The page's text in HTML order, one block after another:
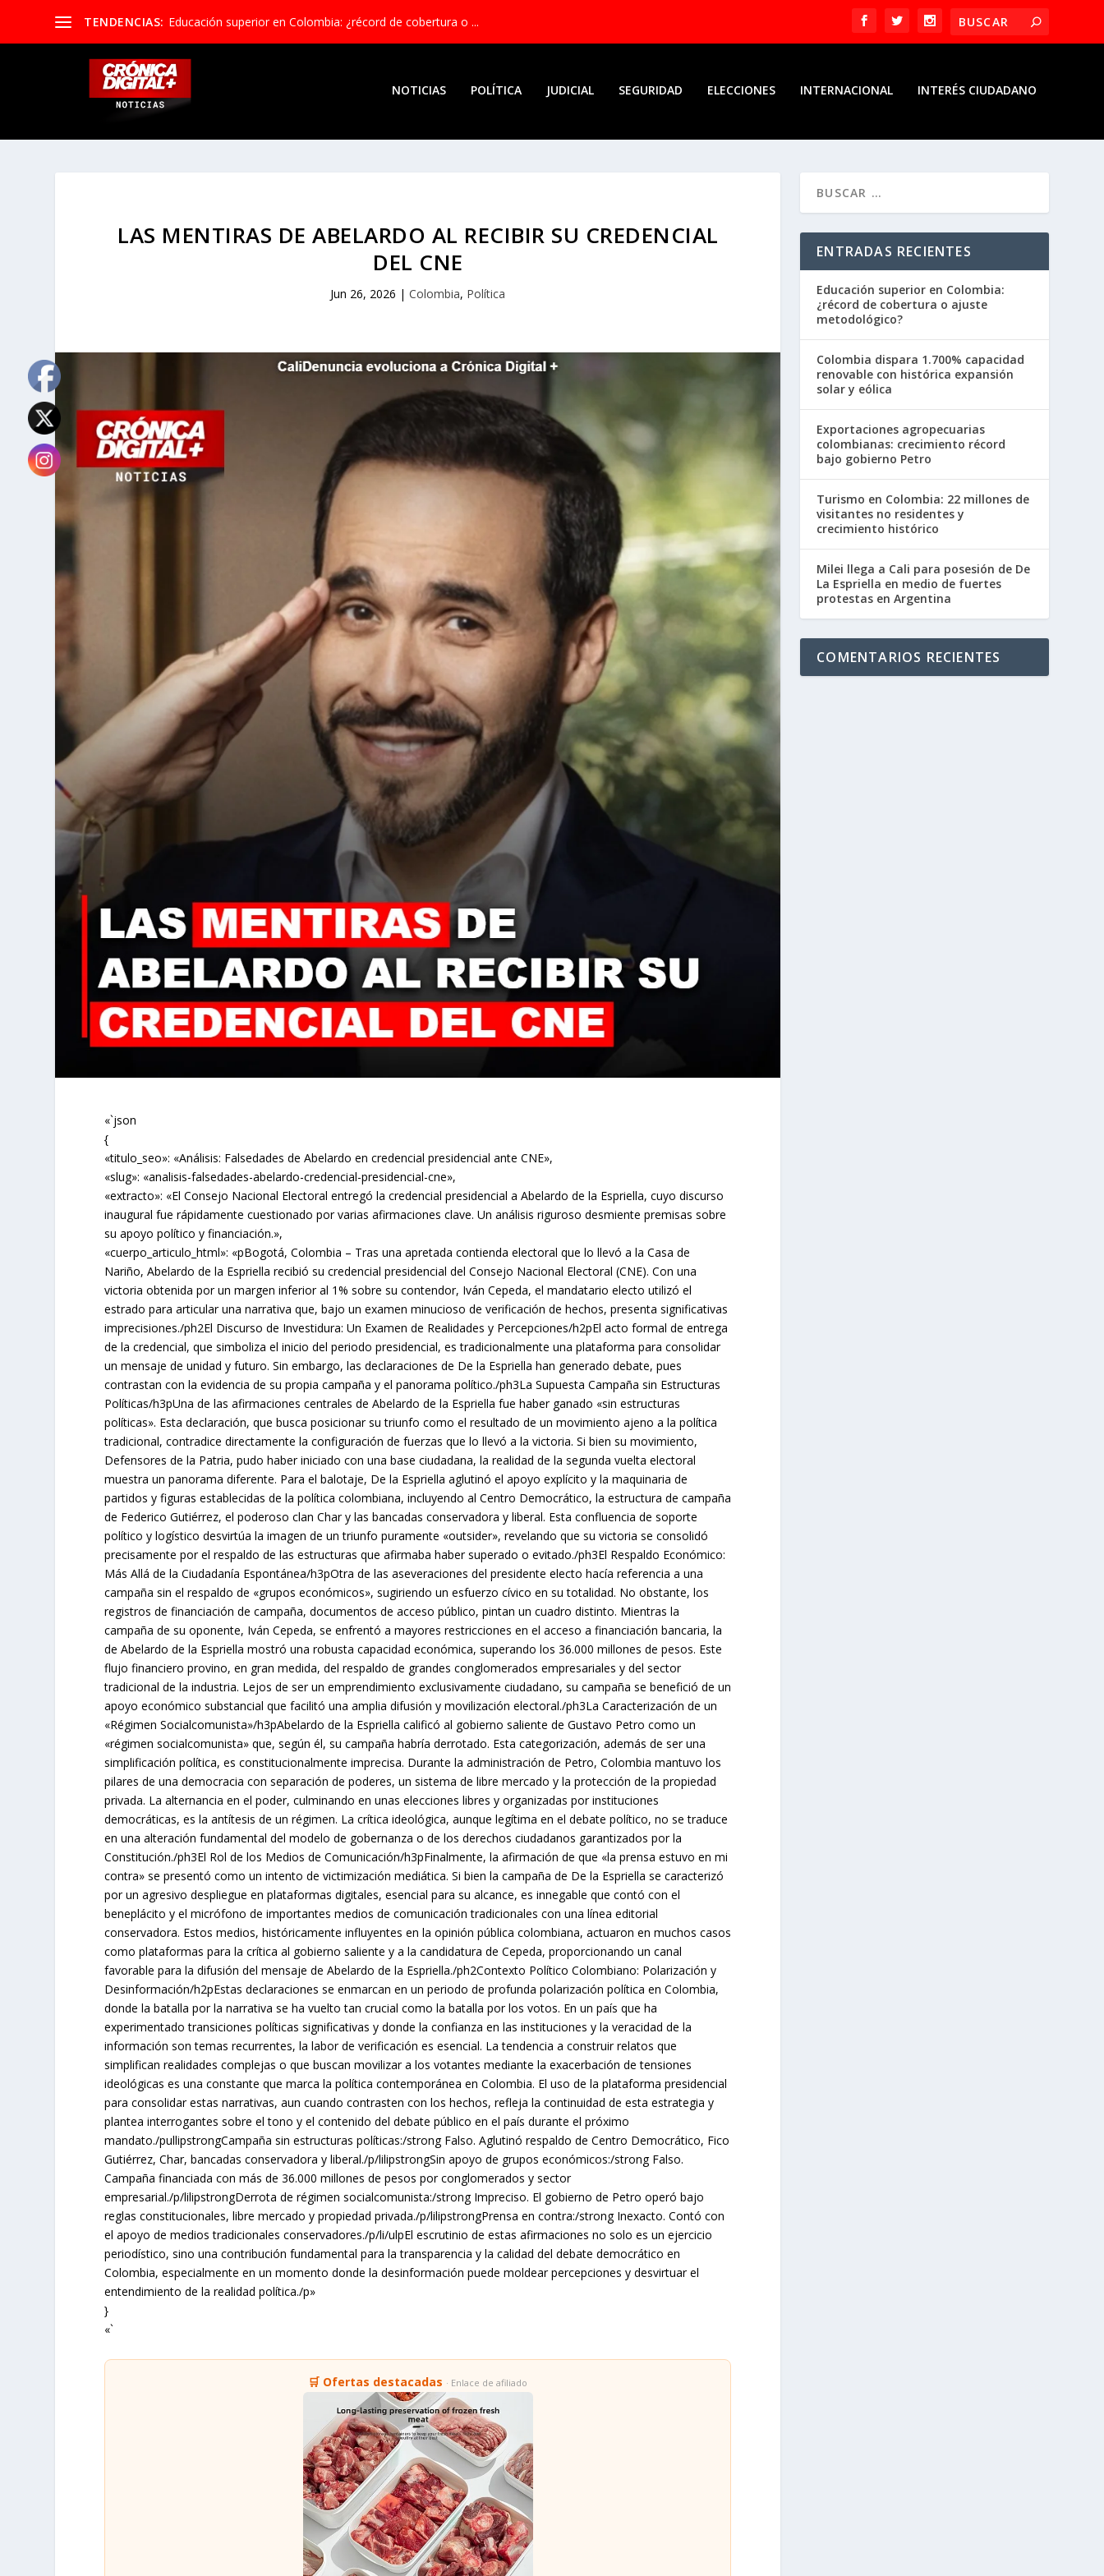
TENDENCIAS: Educación superior en Colombia: ¿récord de cobertura o ...
NOTICIAS POLÍTICA JUDICIAL SEGURIDAD ELECCIONES INTERNACIONAL INTERÉS CIUDADANO
LAS MENTIRAS DE ABELARDO AL RECIBIR SU CREDENCIAL
DEL CNE
Jun 26, 2026 |Colombia, Política
«`json
{
«titulo_seo»: «Análisis: Falsedades de Abelardo en credencial presidencial ante CNE»,
«slug»: «analisis-falsedades-abelardo-credencial-presidencial-cne»,
«extracto»: «El Consejo Nacional Electoral entregó la credencial presidencial a Abelardo de la Espriella, cuyo discurso
inaugural fue rápidamente cuestionado por varias afirmaciones clave. Un análisis riguroso desmiente premisas sobre
su apoyo político y financiación.»,
«cuerpo_articulo_html»: «pBogotá, Colombia – Tras una apretada contienda electoral que lo llevó a la Casa de
Nariño, Abelardo de la Espriella recibió su credencial presidencial del Consejo Nacional Electoral (CNE). Con una
victoria obtenida por un margen inferior al 1% sobre su contendor, Iván Cepeda, el mandatario electo utilizó el
estrado para articular una narrativa que, bajo un examen minucioso de verificación de hechos, presenta significativas
imprecisiones./ph2El Discurso de Investidura: Un Examen de Realidades y Percepciones/h2pEl acto formal de entrega
de la credencial, que simboliza el inicio del periodo presidencial, es tradicionalmente una plataforma para consolidar
un mensaje de unidad y futuro. Sin embargo, las declaraciones de De la Espriella han generado debate, pues
contrastan con la evidencia de su propia campaña y el panorama político./ph3La Supuesta Campaña sin Estructuras
Políticas/h3pUna de las afirmaciones centrales de Abelardo de la Espriella fue haber ganado «sin estructuras
políticas». Esta declaración, que busca posicionar su triunfo como el resultado de un movimiento ajeno a la política
tradicional, contradice directamente la configuración de fuerzas que lo llevó a la victoria. Si bien su movimiento,
Defensores de la Patria, pudo haber iniciado con una base ciudadana, la realidad de la segunda vuelta electoral
muestra un panorama diferente. Para el balotaje, De la Espriella aglutinó el apoyo explícito y la maquinaria de
partidos y figuras establecidas de la política colombiana, incluyendo al Centro Democrático, la estructura de campaña
de Federico Gutiérrez, el poderoso clan Char y las bancadas conservadora y liberal. Esta confluencia de soporte
político y logístico desvirtúa la imagen de un triunfo puramente «outsider», revelando que su victoria se consolidó
precisamente por el respaldo de las estructuras que afirmaba haber superado o evitado./ph3El Respaldo Económico:
Más Allá de la Ciudadanía Espontánea/h3pOtra de las aseveraciones del presidente electo hacía referencia a una
campaña sin el respaldo de «grupos económicos», sugiriendo un esfuerzo cívico en su totalidad. No obstante, los
registros de financiación de campaña, documentos de acceso público, pintan un cuadro distinto. Mientras la
campaña de su oponente, Iván Cepeda, se enfrentó a mayores restricciones en el acceso a financiación bancaria, la
de Abelardo de la Espriella mostró una robusta capacidad económica, superando los 36.000 millones de pesos. Este
flujo financiero provino, en gran medida, del respaldo de grandes conglomerados empresariales y del sector
tradicional de la industria. Lejos de ser un emprendimiento exclusivamente ciudadano, su campaña se benefició de un
apoyo económico substancial que facilitó una amplia difusión y movilización electoral./ph3La Caracterización de un
«Régimen Socialcomunista»/h3pAbelardo de la Espriella calificó al gobierno saliente de Gustavo Petro como un
«régimen socialcomunista» que, según él, su campaña habría derrotado. Esta categorización, además de ser una
simplificación política, es constitucionalmente imprecisa. Durante la administración de Petro, Colombia mantuvo los
pilares de una democracia con separación de poderes, un sistema de libre mercado y la protección de la propiedad
privada. La alternancia en el poder, culminando en unas elecciones libres y organizadas por instituciones
democráticas, es la antítesis de un régimen. La crítica ideológica, aunque legítima en el debate político, no se traduce
en una alteración fundamental del modelo de gobernanza o de los derechos ciudadanos garantizados por la
Constitución./ph3El Rol de los Medios de Comunicación/h3pFinalmente, la afirmación de que «la prensa estuvo en mi
contra» se presentó como un intento de victimización mediática. Si bien la campaña de De la Espriella se caracterizó
por un agresivo despliegue en plataformas digitales, esencial para su alcance, es innegable que contó con el
beneplácito y el micrófono de importantes medios de comunicación tradicionales con una línea editorial
conservadora. Estos medios, históricamente influyentes en la opinión pública colombiana, actuaron en muchos casos
como plataformas para la crítica al gobierno saliente y a la candidatura de Cepeda, proporcionando un canal
favorable para la difusión del mensaje de Abelardo de la Espriella./ph2Contexto Político Colombiano: Polarización y
Desinformación/h2pEstas declaraciones se enmarcan en un periodo de profunda polarización política en Colombia,
donde la batalla por la narrativa se ha vuelto tan crucial como la batalla por los votos. En un país que ha
experimentado transiciones políticas significativas y donde la confianza en las instituciones y la veracidad de la
información son temas recurrentes, la labor de verificación es esencial. La tendencia a construir relatos que
simplifican realidades complejas o que buscan movilizar a los votantes mediante la exacerbación de tensiones
ideológicas es una constante que marca la política contemporánea en Colombia. El uso de la plataforma presidencial
para consolidar estas narrativas, aun cuando contrasten con los hechos, refleja la continuidad de esta estrategia y
plantea interrogantes sobre el tono y el contenido del debate público en el país durante el próximo
mandato./pullipstrongCampaña sin estructuras políticas:/strong Falso. Aglutinó respaldo de Centro Democrático, Fico
Gutiérrez, Char, bancadas conservadora y liberal./p/lilipstrongSin apoyo de grupos económicos:/strong Falso.
Campaña financiada con más de 36.000 millones de pesos por conglomerados y sector
empresarial./p/lilipstrongDerrota de régimen socialcomunista:/strong Impreciso. El gobierno de Petro operó bajo
reglas constitucionales, libre mercado y propiedad privada./p/lilipstrongPrensa en contra:/strong Inexacto. Contó con
el apoyo de medios tradicionales conservadores./p/li/ulpEl escrutinio de estas afirmaciones no solo es un ejercicio
periodístico, sino una contribución fundamental para la transparencia y la calidad del debate democrático en
Colombia, especialmente en un momento donde la desinformación puede moldear percepciones y desvirtuar el
entendimiento de la realidad política./p»
}
«`
🛒 Ofertas destacadas · Enlace de afiliado
ENTRADAS RECIENTES
Educación superior en Colombia:
¿récord de cobertura o ajuste
metodológico?
Colombia dispara 1.700% capacidad
renovable con histórica expansión
solar y eólica
Exportaciones agropecuarias
colombianas: crecimiento récord
bajo gobierno Petro
Turismo en Colombia: 22 millones de
visitantes no residentes y
crecimiento histórico
Milei llega a Cali para posesión de De
La Espriella en medio de fuertes
protestas en Argentina
COMENTARIOS RECIENTES